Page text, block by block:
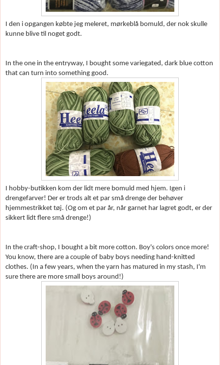
I den i opgangen købte jeg meleret, mørkeblå bomuld, der nok skulle
kunne blive til noget godt.
In the one in the entryway, I bought some variegated, dark blue cotton
that can turn into something good.
I hobby-butikken kom der lidt mere bomuld med hjem. Igen i
drengefarver! Der er trods alt et par små drenge der behøver
hjemmestrikket tøj. (Og om et par år, når garnet har lagret godt, er der
sikkert lidt flere små drenge!)
In the craft-shop, I bought a bit more cotton. Boy's colors once more!
You know, there are a couple of baby boys needing hand-knitted
clothes. (In a few years, when the yarn has matured in my stash, I'm
sure there are more small boys around!)